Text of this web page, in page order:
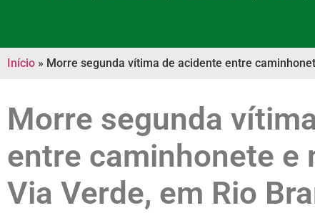
Início » Morre segunda vítima de acidente entre
Morre segunda
entre caminhonete e
Via Verde, em Rio